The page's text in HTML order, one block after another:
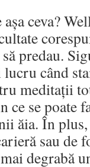
ceva?
predau.
lucru când
meditații
ce se poate
ăia. În
sau de
degrabă